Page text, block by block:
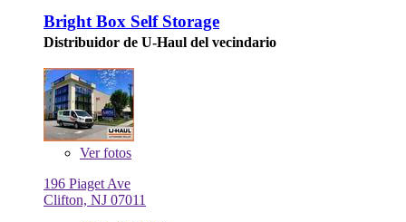
Bright Box Self Storage
Distribuidor de U-Haul del vecindario
Verfotos
196 Piaget Ave
Clifton, NJ 07011